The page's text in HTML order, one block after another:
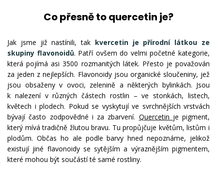
Co přesně to quercetin je?
Jak jsme již nastínili, tak kvercetin je přírodní látkou ze
skupiny flavonoidů. Patří ovšem do velmi početné kategorie,
která pojímá asi 3500 rozmanitých látek. Přesto je považován
za jeden z nejlepších. Flavonoidy jsou organické sloučeniny, jež
jsou obsaženy v ovoci, zelenině a některých bylinkách. Jsou
k nalezení v různých částech rostlin – ve stonkách, listech,
květech i plodech. Pokud se vyskytují ve svrchnějších vrstvách
bývají často zodpovědné i za zbarvení. Quercetin je pigment,
který mívá tradičně žlutou bravu. Tu propůjčuje květům, listům i
plodům. Občas ho ale podle barvy hned nepoznáme, jelikož
existují jiné flavonoidy se sytějším a výraznějším pigmentem,
které mohou být součástí té samé rostliny.